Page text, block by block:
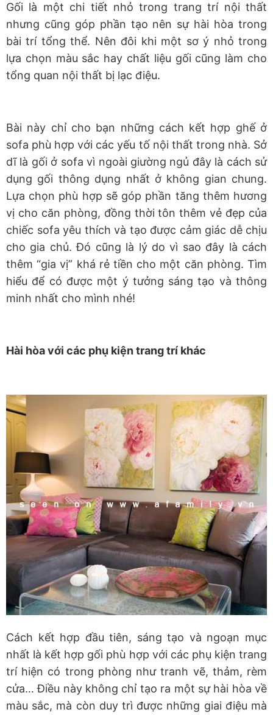
Gối là một chi tiết nhỏ trong trang trí nội thất
nhưng cũng góp phần tạo nên sự hài hòa trong
bài trí tổng thể. Nên đôi khi một sơ ý nhỏ trong
lựa chọn màu sắc hay chất liệu gối cũng làm cho
tổng quan nội thất bị lạc điệu.
Bài này chỉ cho bạn những cách kết hợp ghế ở
sofa phù hợp với các yếu tố nội thất trong nhà. Sở
dĩ là gối ở sofa vì ngoài giường ngủ đây là cách sử
dụng gối thông dụng nhất ở không gian chung.
Lựa chọn phù hợp sẽ góp phần tăng thêm hương
vị cho căn phòng, đồng thời tôn thêm vẻ đẹp của
chiếc sofa yêu thích và tạo được cảm giác dễ chịu
cho gia chủ. Đó cũng là lý do vì sao đây là cách
thêm “gia vị” khá rẻ tiền cho một căn phòng. Tìm
hiểu để có được một ý tưởng sáng tạo và thông
minh nhất cho mình nhé!
Hài hòa với các phụ kiện trang trí khác
Cách kết hợp đầu tiên, sáng tạo và ngoạn mục
nhất là kết hợp gối phù hợp với các phụ kiện trang
trí hiện có trong phòng như tranh vẽ, thảm, rèm
cửa… Điều này không chỉ tạo ra một sự hài hòa về
màu sắc, mà còn duy trì được những giai điệu mà